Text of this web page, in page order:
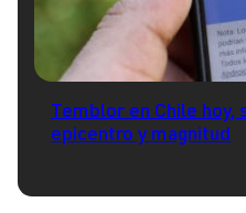
Temblor en Chile hoy,
epicentro y magnitud